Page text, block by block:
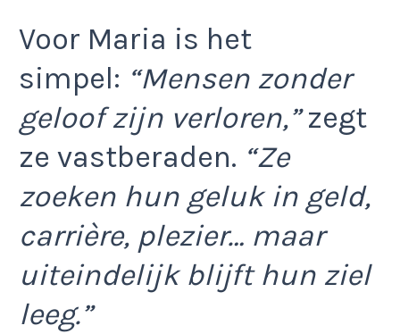
Voor Maria is het
simpel: “Mensen zonder
geloof zijn verloren,”zegt
ze vastberaden. “Ze
zoeken hun geluk in geld,
carrière, plezier… maar
uiteindelijk blijft hun ziel
leeg.”